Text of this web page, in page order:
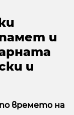
и
и
времето на